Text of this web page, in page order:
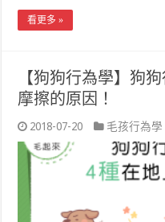
看更多 »
【狗狗行為學】狗
摩擦的原因！
2018-07-20 毛孩行為學